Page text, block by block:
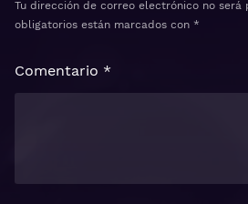
Tu dirección de correo electrónico no será
obligatorios están marcados con *
Comentario *